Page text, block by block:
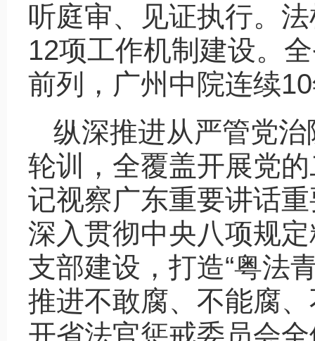
听庭审、见证执行。
12项工作机制建设。
前列，广州中院连续
纵深推进从严管党
轮训，全覆盖开展党
记视察广东重要讲话
深入贯彻中央八项规
支部建设，打造“粤法
推进不敢腐、不能腐
开省法官惩戒委员会